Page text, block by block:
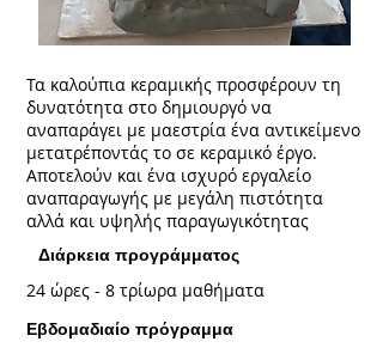
Τα καλούπια κεραμικής προσφέρουν τη
δυνατότητα στο δημιουργό να
αναπαράγει με μαεστρία ένα αντικείμενο
μετατρέποντάς το σε κεραμικό έργο.
Αποτελούν και ένα ισχυρό εργαλείο
αναπαραγωγής με μεγάλη πιστότητα
αλλά και υψηλής παραγωγικότητας
Διάρκεια προγράμματος
24 ώρες - 8 τρίωρα μαθήματα
Εβδομαδιαίο πρόγραμμα